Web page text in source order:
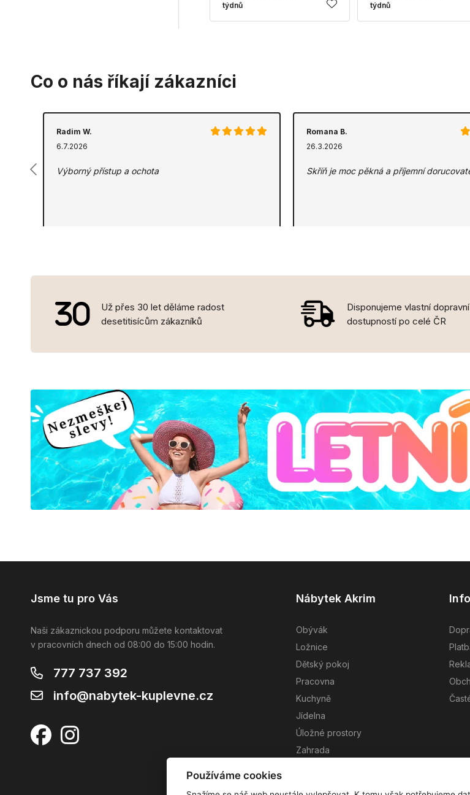
týdnů
týdnů
Co o nás říkají zákazníci
Radim W.
6.7.2026
Výborný přístup a ochota
Romana B.
26.3.2026
Skříň je moc pěkná a příjemní
Už přes 30 let děláme radost
desetitisícům zákazníků
Disponujeme vlastní
dostupností po celé ČR
Jsme tu pro Vás
Naši zákaznickou podporu můžete kontaktovat
v pracovních dnech od 08:00 do 15:00 hodin.
777 737 392
info@nabytek-kuplevne.cz
Nábytek Akrim
Obývák
Ložnice
Dětský pokoj
Pracovna
Kuchyně
Jídelna
Úložné prostory
Zahrada
Používáme cookies